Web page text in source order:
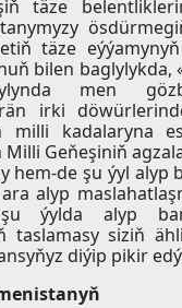
täze
täze
bilen baglylykda,
men
irki
milli kadalaryna
Geňeşiniň
hem-de şu ýyl alyp
alyp
ýylda alyp
taslamasy siziň
diýip pikir